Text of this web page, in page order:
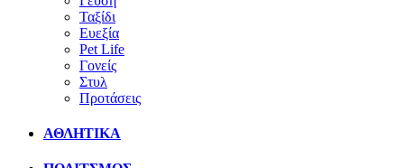
Ταξίδι
Ευεξία
Pet Life
Γονείς
Στυλ
Προτάσεις
ΑΘΛΗΤΙΚΑ